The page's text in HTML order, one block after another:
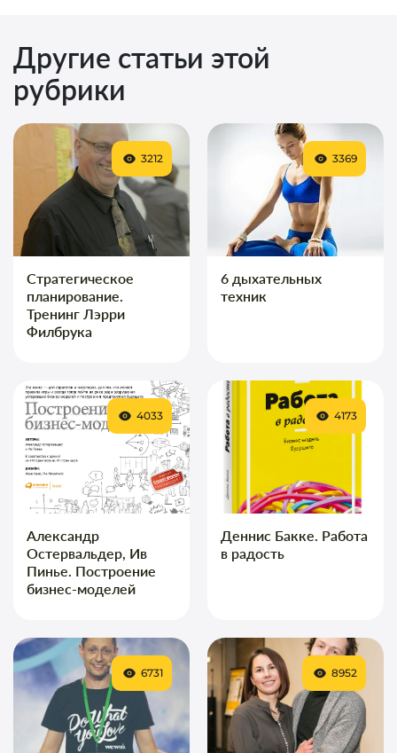
Другие статьи этой
рубрики
Стратегическое
планирование.
Тренинг Лэрри
Филбрука
3212
6 дыхательных
техник
3369
Александр
Остервальдер, Ив
Пинье. Построение
бизнес-моделей
4033
Деннис Бакке. Работа
в радость
4173
6731 8952